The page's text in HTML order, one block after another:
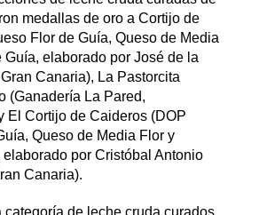
medallas de oro a Cortijo de
Flor de Guía, Queso de Media
Guía, elaborado por José de la
Canaria), La Pastorcita
(Ganadería La Pared,
El Cortijo de Caideros (DOP
Queso de Media Flor y
por Cristóbal Antonio
Canaria).